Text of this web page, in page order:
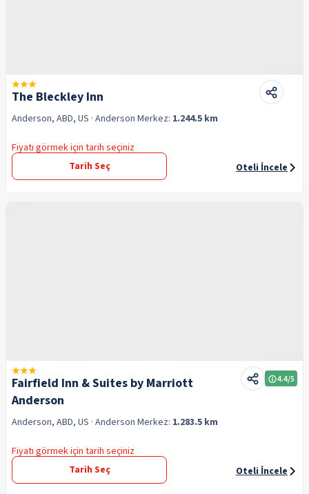
The Bleckley Inn
Anderson, ABD, US · Anderson Merkez: 1.244.5 km
Fiyatı görmek için tarih seçiniz
Tarih Seç
Oteli İncele
Fairfield Inn & Suites by Marriott
Anderson
4.4/5
Anderson, ABD, US · Anderson Merkez: 1.283.5 km
Fiyatı görmek için tarih seçiniz
Tarih Seç
Oteli İncele